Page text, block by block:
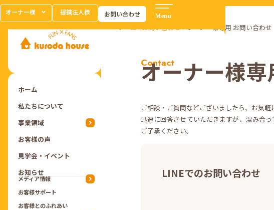
オーナー様 提携法人様 お問い合わせ
ホーム
私たちについて
事業領域
お客様の声
見学会・イベント
お知らせ
メディア情報
お客様サポート
お客様とのふれあい
ホーム›お問い合わせ›オーナー様専用 お問い合わせ
Contact
オーナー様専
ご相談・ご質問などございましたら、お気軽
迅速に回答させていただきますが、混み合
ご了承ください。
LINEでのお問い合わせ